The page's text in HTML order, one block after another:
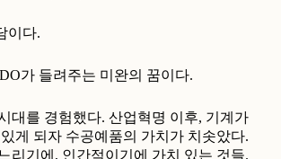
이다.
가 들려주는 미완의 꿈이다.
대를 경험했다. 산업혁명 이후, 기계가
게 되자 수공예품의 가치가 치솟았다.
리기에, 인간적이기에 가치 있는 것들.